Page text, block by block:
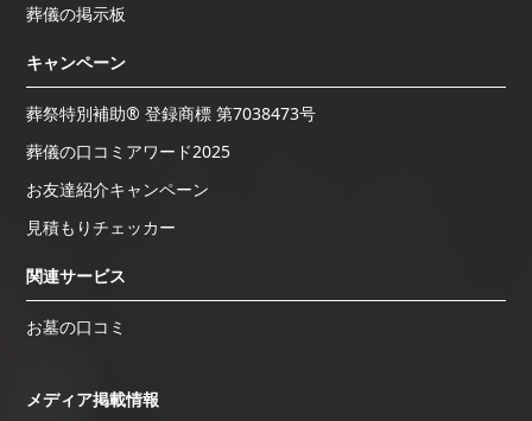
葬儀の掲示板
キャンペーン
葬祭特別補助® 登録商標 第7038473号
葬儀の口コミアワード2025
お友達紹介キャンペーン
見積もりチェッカー
関連サービス
お墓の口コミ
メディア掲載情報